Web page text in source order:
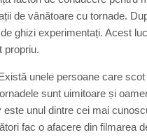
de vânătoare cu tornade.
ghizi experimentați. Acest
propriu.
unele persoane care
sunt uimitoare și
este unul dintre cei mai
fac o afacere din filmarea